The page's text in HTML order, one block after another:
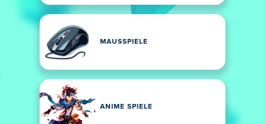
MAUSSPIELE
ANIME SPIELE